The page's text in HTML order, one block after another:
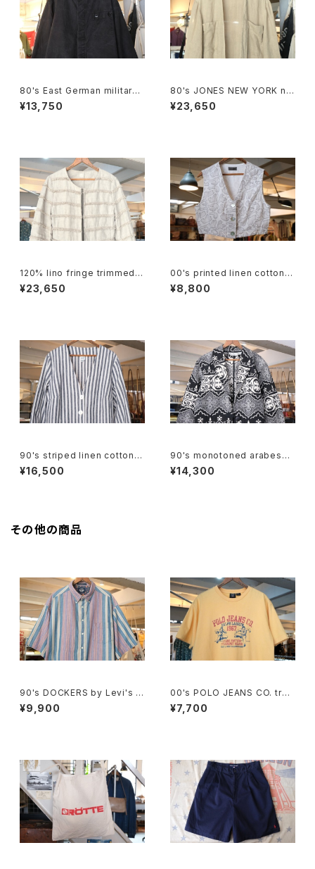
80's East German military
Jacket "remade"
¥13,750
80's JONES NEW YORK nat
ural linen sack open Coat
¥23,650
120% lino fringe trimmed c
ollarless Jacket
¥23,650
00's printed linen cotton s
hort Vest
¥8,800
90's striped linen cotton V
-neck Jacket
¥16,500
90's monotoned arabesqu
e gobelin short Jacket
¥14,300
その他の商品
90's DOCKERS by Levi's m
ulti-stripe and botanical S
hirt
¥9,900
00's POLO JEANS CO. truc
k and field printed Tee
¥7,700